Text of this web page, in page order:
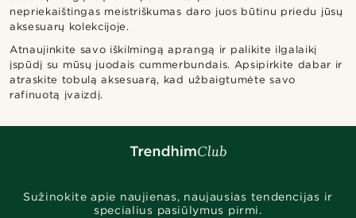
nepriekaištingas meistriškumas daro juos būtinu priedu jūsų
aksesuarų kolekcijoje.
Atnaujinkite savo iškilmingą aprangą ir palikite ilgalaikį
įspūdį su mūsų juodais cummerbundais. Apsipirkite dabar ir
atraskite tobulą aksesuarą, kad užbaigtumėte savo
rafinuotą įvaizdį.
Sužinokite apie naujienas, naujausias tendencijas ir
specialius pasiūlymus pirmi.